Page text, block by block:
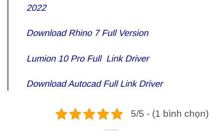
2022
Download Rhino 7 Full Version
Lumion 10 Pro Full Link Driver
Download Autocad Full Link Driver
5/5 - (1 bình chọn)